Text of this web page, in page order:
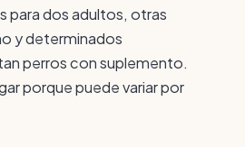
para dos adultos, otras
y determinados
perros con suplemento.
porque puede variar por